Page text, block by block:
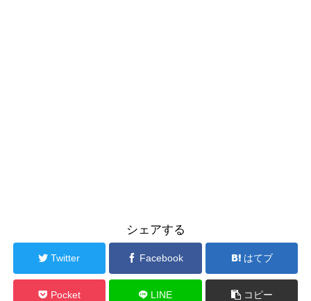
シェアする
Twitter Facebook はてブ
Pocket LINE コピー